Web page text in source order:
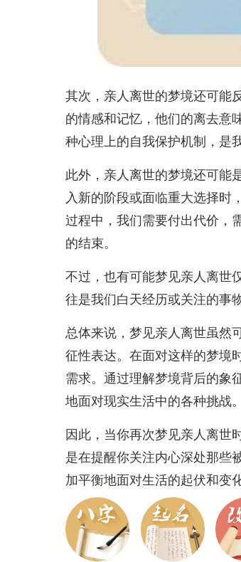
其次，亲人离世的梦境还可能
的情感和记忆，他们的离去意
种心理上的自我保护机制，是
此外，亲人离世的梦境还可能
入新的阶段或面临重大选择时
过程中，我们需要付出代价，
的结束。
不过，也有可能梦见亲人离世
往是我们白天经历或关注的事
总体来说，梦见亲人离世虽然
征性表达。在面对这样的梦境
需求。通过理解梦境背后的象
地面对现实生活中的各种挑战。
因此，当你再次梦见亲人离世
是在提醒你关注内心深处那些
加平衡地面对生活的起伏和变化